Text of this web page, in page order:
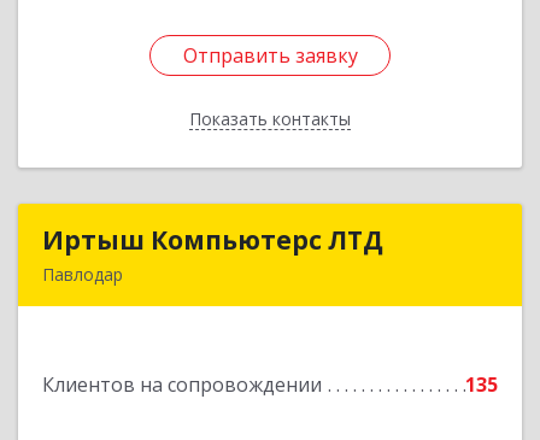
Отправить заявку
Показать контакты
Отправить заявку
Назад
Иртыш Компьютерс ЛТД
Павлодар
Клиентов на сопровождении 135
Иртыш Компьютерс ЛТД
Подробнее